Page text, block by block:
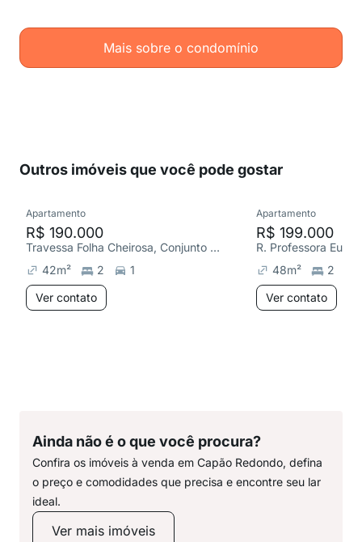
Mais sobre o condomínio
Outros imóveis que você pode gostar
Apartamento
R$ 190.000
Travessa Folha Cheirosa, Conjunto Habitacional Instituto Adventista
42m² 2
1
Ver contato
Apartamento
R$ 199.000
48m² 2
Ver contato
Ainda não é o que você procura?
Confira os imóveis à venda em Capão Redondo, defina
o preço e comodidades que precisa e encontre seu lar
ideal.
Ver mais imóveis